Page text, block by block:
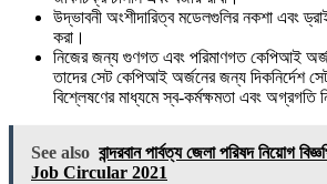
উদ্ভাবনী অংশীদারিত্ব মডেলগুলির নকশা এবং
করা।
নিজের জন্য গুণগত এবং পরিমাণগত কেপিআই
তাদের সেট কেপিআই অর্জনের জন্য দিকনির্দেশ
বিশ্লেষণের মাধ্যমে স্ব-কর্মক্ষমতা এবং অগ্রগতি
See also বান্দরবান পার্বত্য জেলা পরিষদ নিয়োগ
Job Circular 2021